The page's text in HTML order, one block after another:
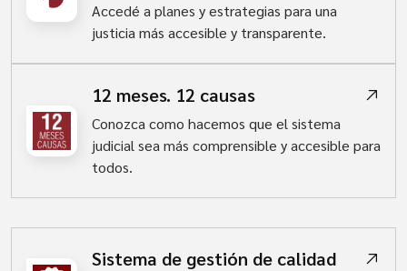
Accedé a planes y estrategias para una
justicia más accesible y transparente.
12 meses. 12 causas
Conozca como hacemos que el sistema
judicial sea más comprensible y accesible para
todos.
Sistema de gestión de calidad